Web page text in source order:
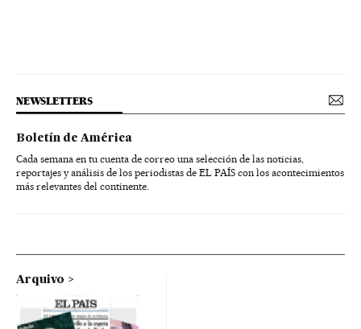
NEWSLETTERS
Boletín de América
Cada semana en tu cuenta de correo una selección de las noticias,
reportajes y análisis de los periodistas de EL PAÍS con los acontecimientos
más relevantes del continente.
Arquivo